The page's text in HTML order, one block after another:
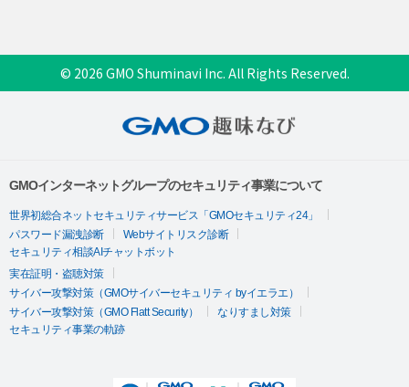
© 2026 GMO Shuminavi Inc. All Rights Reserved.